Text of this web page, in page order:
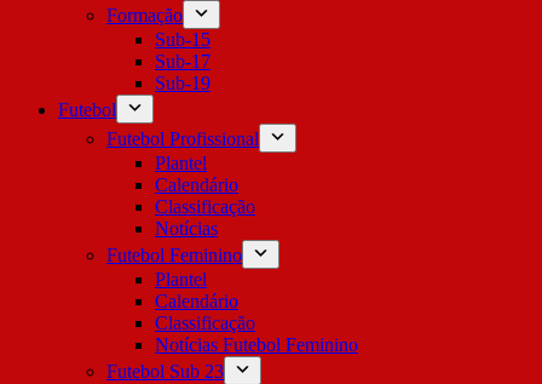
Formação
Sub-15
Sub-17
Sub-19
Futebol
Futebol Profissional
Plantel
Calendário
Classificação
Notícias
Futebol Feminino
Plantel
Calendário
Classificação
Notícias Futebol Feminino
Futebol Sub 23